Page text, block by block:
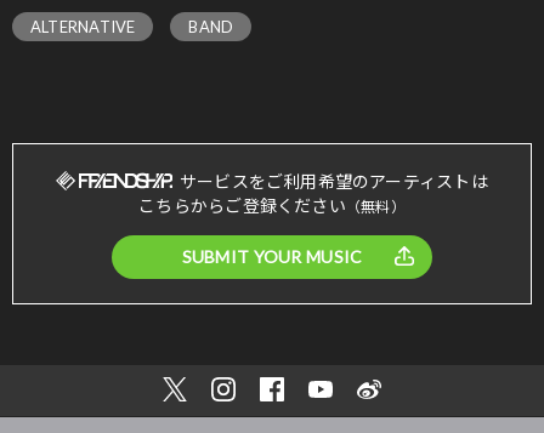
ALTERNATIVE BAND
サービスをご利用希望のアーティストは
こちらからご登録ください （無料）
SUBMIT YOUR MUSIC